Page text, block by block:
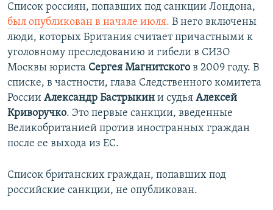
Список россиян, попавших под санкции Лондона,
был опубликован в начале июля. В него включены
люди, которых Британия считает причастными к
уголовному преследованию и гибели в СИЗО
Москвы юриста Сергея Магнитского в 2009 году. В
списке, в частности, глава Следственного комитета
России Александр Бастрыкин и судья Алексей
Криворучко. Это первые санкции, введенные
Великобританией против иностранных граждан
после ее выхода из ЕС.
Список британских граждан, попавших под
российские санкции, не опубликован.